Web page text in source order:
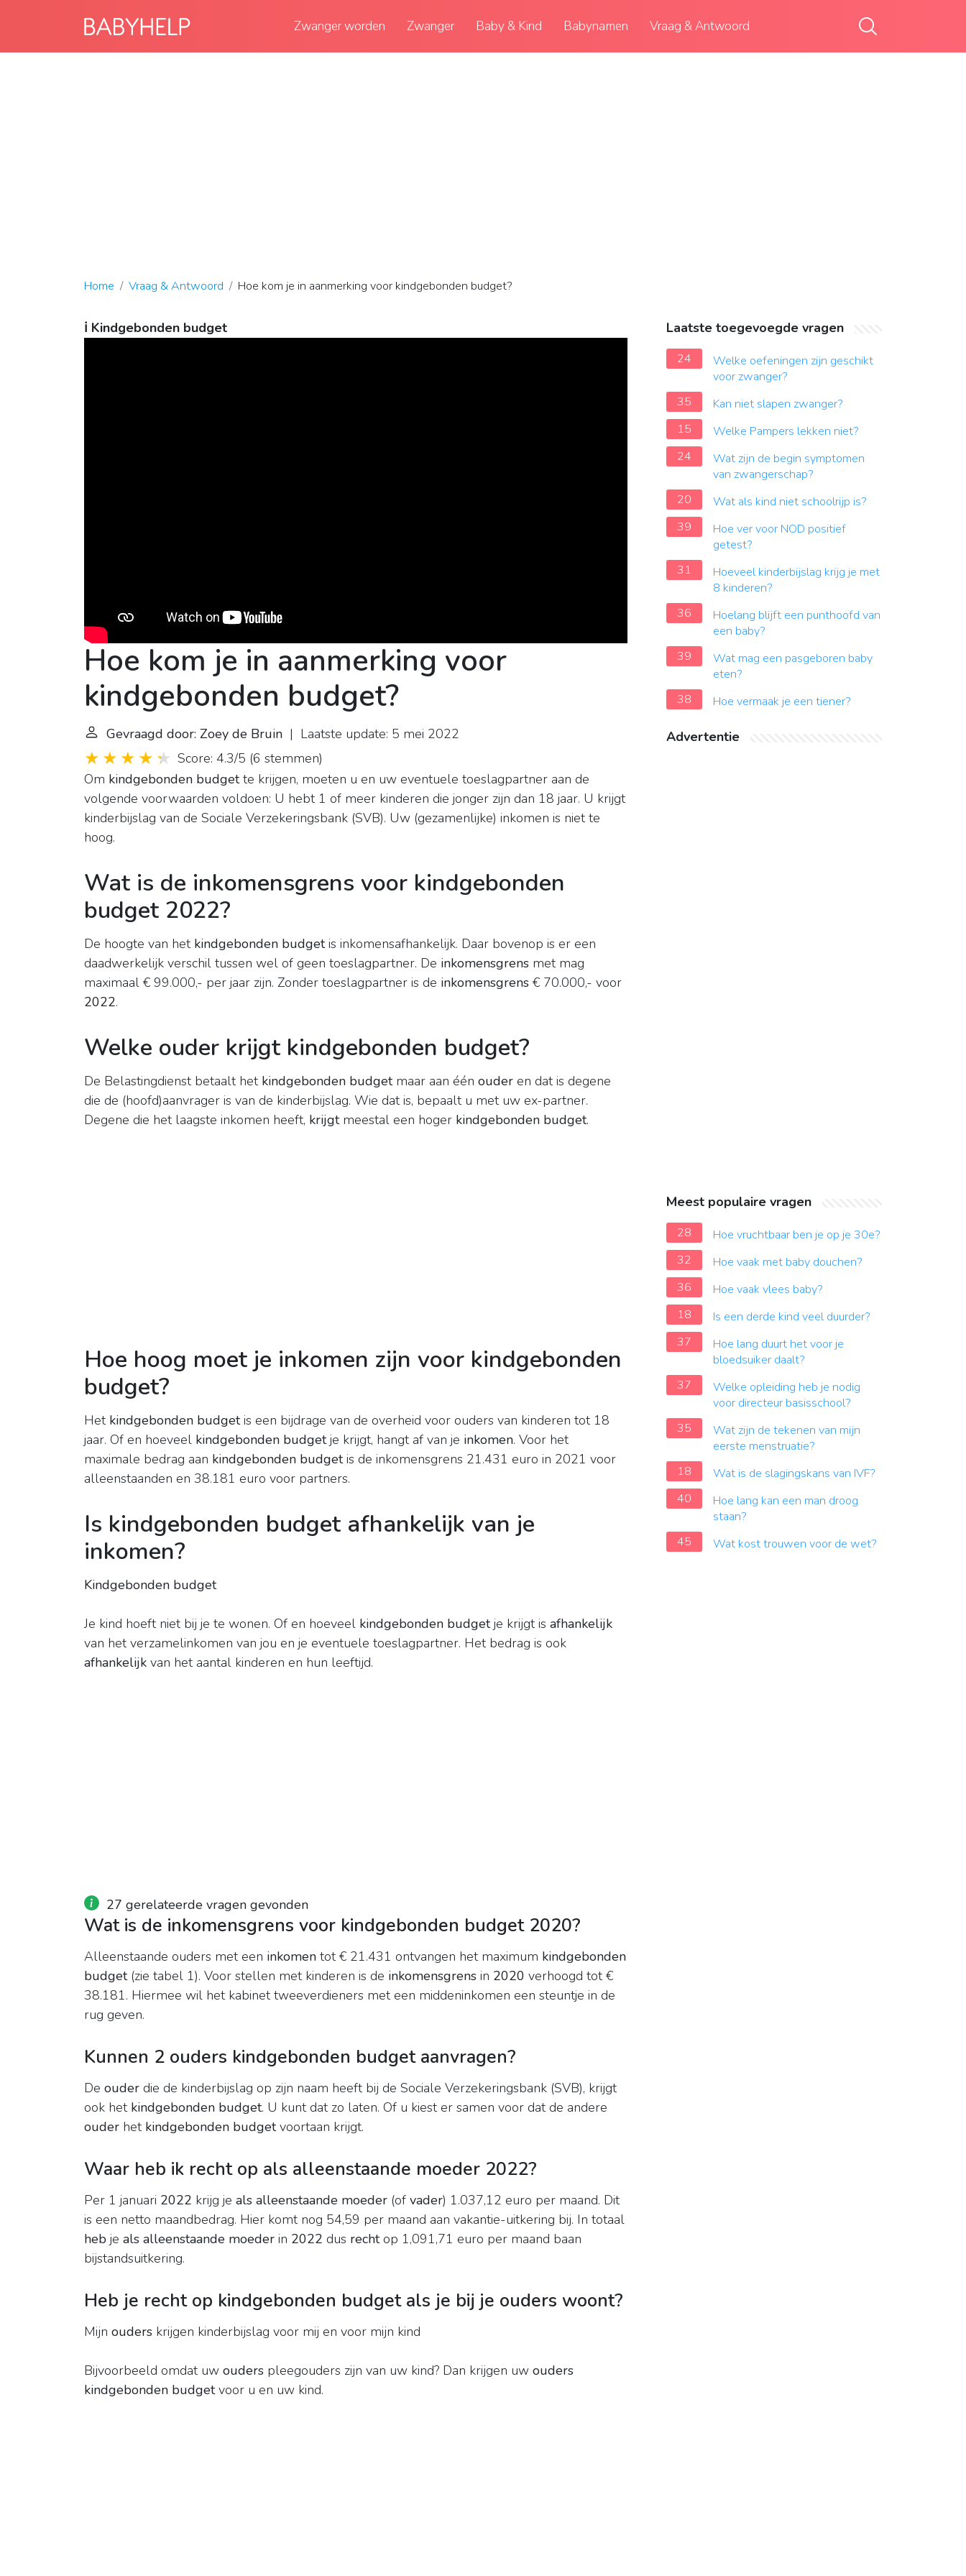
Zwanger worden Zwanger Baby & Kind Babynamen Vraag & Antwoord
Home Vraag & Antwoord Hoe kom je in aanmerking voor kindgebonden budget?
ℹ️ Kindgebonden budget
Hoe kom je in aanmerking voor
kindgebonden budget?
Gevraagd door: Zoey de Bruin | Laatste update: 5 mei 2022
Score: 4.3/5 (6 stemmen)
Om kindgebonden budgette krijgen, moeten u en uw eventuele toeslagpartner aan de
volgende voorwaarden voldoen: U hebt 1 of meer kinderen die jonger zijn dan 18 jaar. U krijgt
kinderbijslag van de Sociale Verzekeringsbank (SVB). Uw (gezamenlijke) inkomen is niet te
hoog.
Wat is de inkomensgrens voor kindgebonden
budget 2022?
De hoogte van het kindgebonden budgetis inkomensafhankelijk. Daar bovenop is er een
daadwerkelijk verschil tussen wel of geen toeslagpartner. De inkomensgrens met mag
maximaal € 99.000,- per jaar zijn. Zonder toeslagpartner is de inkomensgrens € 70.000,- voor
2022.
Welke ouder krijgt kindgebonden budget?
De Belastingdienst betaalt het kindgebonden budgetmaar aan één ouder en dat is degene
die de (hoofd)aanvrager is van de kinderbijslag. Wie dat is, bepaalt u met uw ex-partner.
Degene die het laagste inkomen heeft, krijgtmeestal een hoger kindgebonden budget.
Hoe hoog moet je inkomen zijn voor kindgebonden
budget?
Het kindgebonden budgetis een bijdrage van de overheid voor ouders van kinderen tot 18
jaar. Of en hoeveel kindgebonden budgetje krijgt, hangt af van je inkomen. Voor het
maximale bedrag aan kindgebonden budgetis de inkomensgrens 21.431 euro in 2021 voor
alleenstaanden en 38.181 euro voor partners.
Is kindgebonden budget afhankelijk van je
inkomen?
Kindgebonden budget
Je kind hoeft niet bij je te wonen. Of en hoeveel kindgebonden budgetje krijgt is afhankelijk
van het verzamelinkomen van jou en je eventuele toeslagpartner. Het bedrag is ook
afhankelijk van het aantal kinderen en hun leeftijd.
27 gerelateerde vragen gevonden
Wat is de inkomensgrens voor kindgebonden budget 2020?
Alleenstaande ouders met een inkomen tot € 21.431 ontvangen het maximum kindgebonden
budget(zie tabel 1). Voor stellen met kinderen is de inkomensgrens in 2020 verhoogd tot €
38.181. Hiermee wil het kabinet tweeverdieners met een middeninkomen een steuntje in de
rug geven.
Kunnen 2 ouders kindgebonden budget aanvragen?
De ouder die de kinderbijslag op zijn naam heeft bij de Sociale Verzekeringsbank (SVB), krijgt
ook het kindgebonden budget. U kunt dat zo laten. Of u kiest er samen voor dat de andere
ouder het kindgebonden budgetvoortaan krijgt.
Waar heb ik recht op als alleenstaande moeder 2022?
Per 1 januari 2022 krijg je als alleenstaande moeder (of vader) 1.037,12 euro per maand. Dit
is een netto maandbedrag. Hier komt nog 54,59 per maand aan vakantie-uitkering bij. In totaal
heb je als alleenstaande moeder in 2022 dus rechtop 1,091,71 euro per maand baan
bijstandsuitkering.
Heb je recht op kindgebonden budget als je bij je ouders woont?
Mijn ouders krijgen kinderbijslag voor mij en voor mijn kind
Bijvoorbeeld omdat uw ouders pleegouders zijn van uw kind? Dan krijgen uw ouders
kindgebonden budgetvoor u en uw kind.
Laatste toegevoegde vragen
24
Welke oefeningen zijn geschikt
voor zwanger?
35
Kan niet slapen zwanger?
15
Welke Pampers lekken niet?
24
Wat zijn de begin symptomen
van zwangerschap?
20
Wat als kind niet schoolrijp is?
39
Hoe ver voor NOD positief
getest?
31
Hoeveel kinderbijslag krijg je met
8 kinderen?
36
Hoelang blijft een punthoofd van
een baby?
39
Wat mag een pasgeboren baby
eten?
38
Hoe vermaak je een tiener?
Advertentie
Meest populaire vragen
28
Hoe vruchtbaar ben je op je 30e?
32
Hoe vaak met baby douchen?
36
Hoe vaak vlees baby?
18
Is een derde kind veel duurder?
37
Hoe lang duurt het voor je
bloedsuiker daalt?
37
Welke opleiding heb je nodig
voor directeur basisschool?
35
Wat zijn de tekenen van mijn
eerste menstruatie?
18
Wat is de slagingskans van IVF?
40
Hoe lang kan een man droog
staan?
45
Wat kost trouwen voor de wet?